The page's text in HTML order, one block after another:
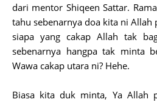
dari mentor Shiqeen Sattar.
tahu sebenarnya doa kita ni Allah
siapa yang cakap Allah tak
sebenarnya hangpa tak minta
Wawa cakap utara ni? Hehe.
Biasa kita duk minta, Ya Allah